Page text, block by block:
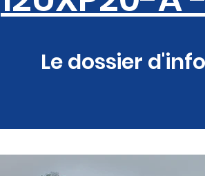
Le dossier